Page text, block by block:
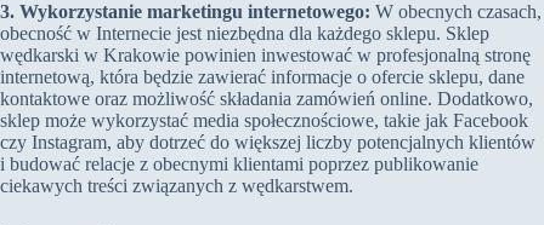
3. Wykorzystanie marketingu internetowego: W obecnych czasach,
obecność w Internecie jest niezbędna dla każdego sklepu. Sklep
wędkarski w Krakowie powinien inwestować w profesjonalną stronę
internetową, która będzie zawierać informacje o ofercie sklepu, dane
kontaktowe oraz możliwość składania zamówień online. Dodatkowo,
sklep może wykorzystać media społecznościowe, takie jak Facebook
czy Instagram, aby dotrzeć do większej liczby potencjalnych klientów
i budować relacje z obecnymi klientami poprzez publikowanie
ciekawych treści związanych z wędkarstwem.